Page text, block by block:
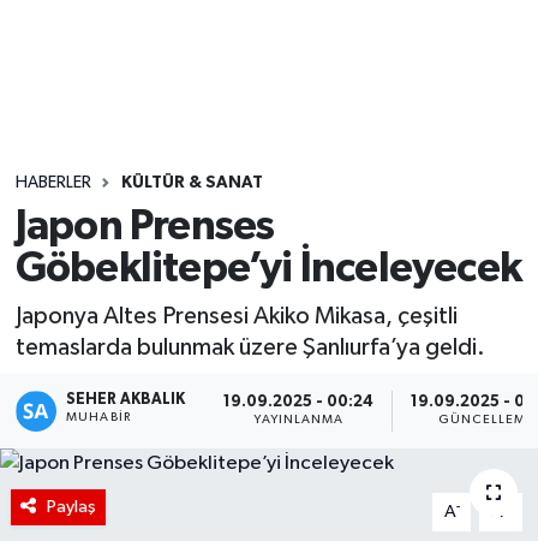
HABERLER KÜLTÜR & SANAT
Japon Prenses
Göbeklitepe’yi İnceleyecek
Japonya Altes Prensesi Akiko Mikasa, çeşitli
temaslarda bulunmak üzere Şanlıurfa’ya geldi.
SEHER AKBALIK
MUHABIR
19.09.2025 - 00:24
YAYINLANMA
19.09.2025 -
GÜNCELLEME
Paylaş A- A
Yaşam